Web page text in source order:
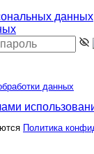
данных
данных
Политика